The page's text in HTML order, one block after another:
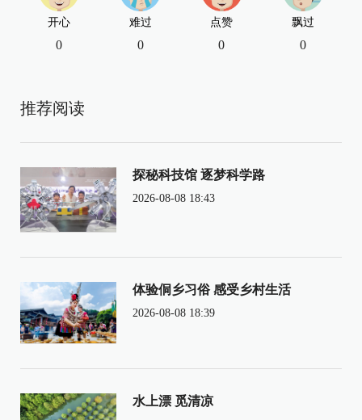
开心
0
难过
0
点赞
0
飘过
0
推荐阅读
探秘科技馆 逐梦科学路
2026-08-08 18:43
体验侗乡习俗 感受乡村生活
2026-08-08 18:39
水上漂 觅清凉